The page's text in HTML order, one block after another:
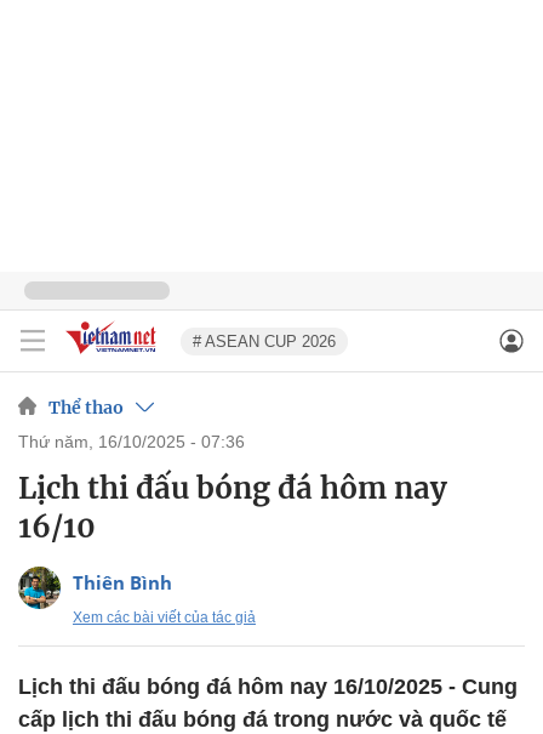
# ASEAN CUP 2026
Thể thao
thứ năm, 16/10/2025 - 07:36
Lịch thi đấu bóng đá hôm nay
16/10
Thiên Bình
Xem các bài viết của tác giả
Lịch thi đấu bóng đá hôm nay 16/10/2025 - Cung
cấp lịch thi đấu bóng đá trong nước và quốc tế